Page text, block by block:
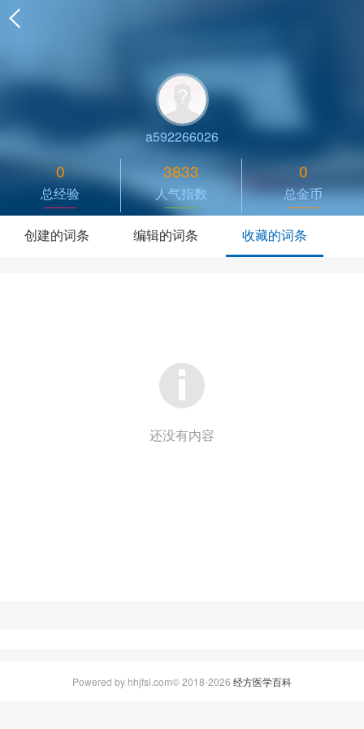
a592266026
0
总经验
3833
人气指数
0
总金币
创建的词条 编辑的词条 收藏的词条
还没有内容
Powered by hhjfsl.com© 2018-2026 经方医学百科